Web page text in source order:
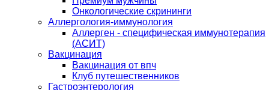
Онкологические скрининги
Аллергология-иммунология
Аллерген - специфическая иммунотерапия
(АСИТ)
Вакцинация
Вакцинация от впч
Клуб путешественников
Гастроэнтерология